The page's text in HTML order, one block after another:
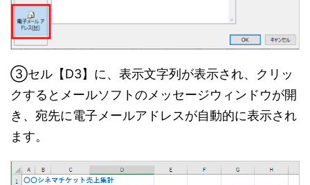
③セル【D3】に、表示文字列が表示され、クリッ
クするとメールソフトのメッセージウィンドウが開
き、宛先に電子メールアドレスが自動的に表示され
ます。